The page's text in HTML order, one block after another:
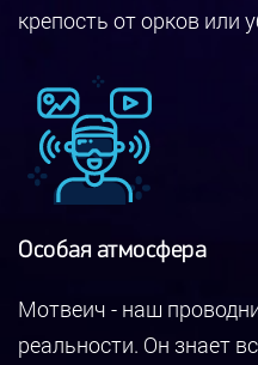
крепость от орков или
Особая атмосфера
Мотвеич - наш
реальности. Он знает